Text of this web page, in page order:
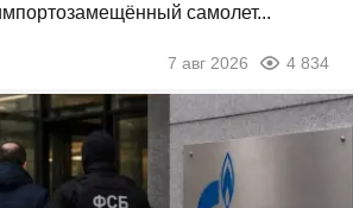
самолет...
7 авг 2026 4 834